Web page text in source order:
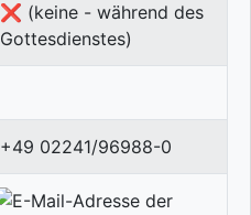
❌ (keine - während des
Gottesdienstes)
+49 02241/96988-0